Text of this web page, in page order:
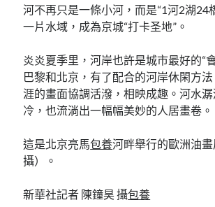
河不再只是一條小河，而是“1河2湖24
一片水域，成為京城“打卡圣地”。
炎炎夏季里，河岸也許是城市最好的“
巴黎和北京，有了配合的河岸休閑方
涯的畫面協調活潑，相映成趣。河水
冷，也流淌出一幅幅美妙的人居畫卷。
這是北京亮馬包養河畔舉行的歐洲油
攝）。
新華社記者 陳鐘昊 攝包養